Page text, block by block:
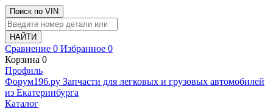
Поиск по VIN
Сравнение 0 Избранное 0
Корзина 0
Профиль
Фoрум196.ру Запчасти для легковых и грузовых автомобилей
из Екатеринбурга
Каталог